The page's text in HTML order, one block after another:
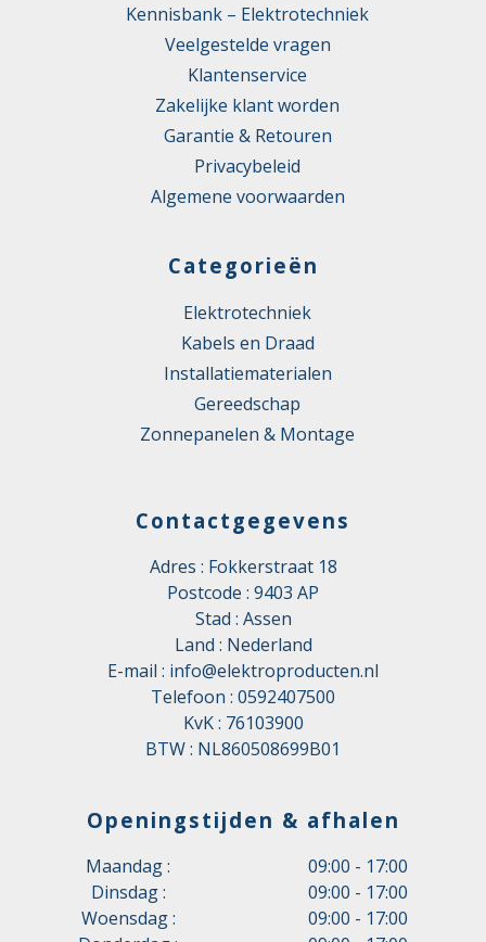
Kennisbank – Elektrotechniek
Veelgestelde vragen
Klantenservice
Zakelijke klant worden
Garantie & Retouren
Privacybeleid
Algemene voorwaarden
Categorieën
Elektrotechniek
Kabels en Draad
Installatiematerialen
Gereedschap
Zonnepanelen & Montage
Contactgegevens
Adres : Fokkerstraat 18
Postcode : 9403 AP
Stad : Assen
Land : Nederland
E-mail : info@elektroproducten.nl
Telefoon : 0592407500
KvK : 76103900
BTW : NL860508699B01
Openingstijden & afhalen
Maandag :
09:00 - 17:00
Dinsdag :
09:00 - 17:00
Woensdag :
09:00 - 17:00